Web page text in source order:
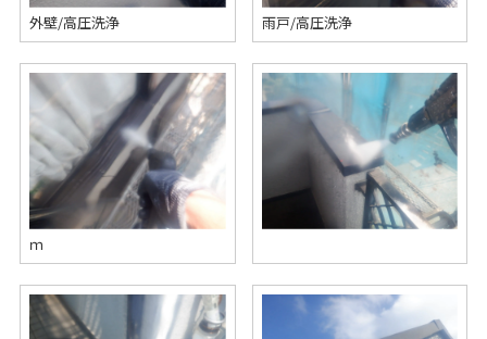
外壁/高圧洗浄 雨戸/高圧洗浄
ｍ